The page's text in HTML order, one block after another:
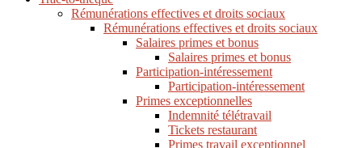
Rémunérations effectives et droits sociaux
Rémunérations effectives et droits sociaux
Salaires primes et bonus
Salaires primes et bonus
Participation-intéressement
Participation-intéressement
Primes exceptionnelles
Indemnité télétravail
Tickets restaurant
Primes travail exceptionnel